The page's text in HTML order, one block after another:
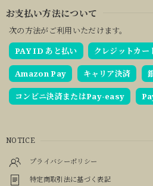
お支払い方法について
次の方法がご利用いただけます。
PAY ID あと払い
クレジットカー
Amazon Pay キャリア決済
コンビニ決済またはPay-easy
NOTICE
プライバシーポリシー
特定商取引法に基づく表記